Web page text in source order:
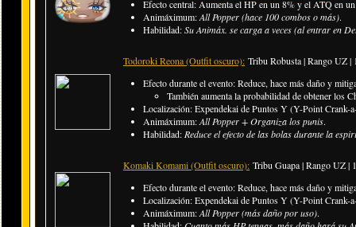
Efecto central: Aumenta el HP en un 8% y el ATQ en
Animáximum:All Popper (hace 100 combos o más).
Habilidad:Su Animáx. se carga a veces (al entrar en
Todoroki Reona (Outfit oscuro): Tribu Robusta | Rango UZ
Efecto durante el evento: Reduce, hace más daño y
También aumenta la probabilidad de obtener los
Localización: Expendekai de Puntos Y (Y-Point Crank-
Animáximum:All Popper + Organiza los punis.
Habilidad: Reduce el efecto de las bolas durante la
Komaki Komami (Outfit oscuro): Tribu Guapa | Rango UZ |
Efecto durante el evento: Reduce, hace más daño y
Localización: Expendekai de Puntos Y (Y-Point Crank-
Animáximum:All Popper (más daño por uso).